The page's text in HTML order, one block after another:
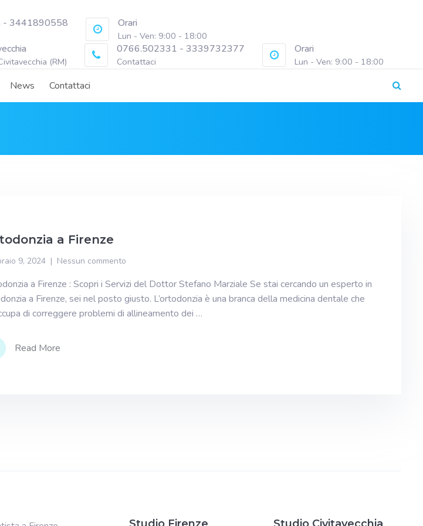
- 3441890558 Orari
Lun - Ven: 9:00 - 18:00
(RM)
0766.502331 - 3339732377
Contattaci
Orari
Lun - Ven: 9:00 - 18:00
News Contattaci
a Firenze
9, 2024 Nessun commento
a Firenze : Scopri i Servizi del Dottor Stefano Marziale Se stai cercando un esperto in
a Firenze, sei nel posto giusto. L’ortodonzia è una branca della medicina dentale che
di correggere problemi di allineamento dei …
Read More